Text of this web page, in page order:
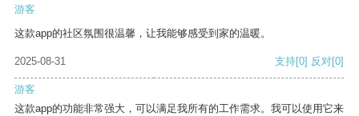
游客
这款app的社区氛围很温馨，让我能够感受到家的温暖。
2025-08-31 支持[0] 反对[0]
游客
这款app的功能非常强大，可以满足我所有的工作需求。我可以使用它来